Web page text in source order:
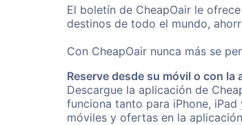
El boletín de CheapOair le
destinos de todo el mundo,
Con CheapOair nunca más se
Reserve desde su móvil o con la
Descargue la aplicación de
funciona tanto para iPhone,
móviles y ofertas en la